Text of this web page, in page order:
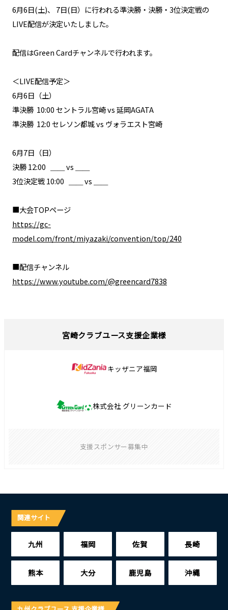
6月6日(土)、 7日(日）に行われる準決勝・決勝・3位決定戦の
LIVE配信が決定いたしました。
​​配信はGreen Cardチャンネルで行われます。
＜LIVE配信予定＞
6月6日（土）
準決勝 10:00 セントラル宮崎 vs 延岡AGATA
準決勝 12:0 セレソン都城 vs ヴォラエスト宮崎
6月7日（日）
決勝 12:00 ＿＿ vs ＿＿
3位決定戦 10:00 ＿＿ vs ＿＿
■大会TOPページ
https://gc-
model.com/front/miyazaki/convention/top/240
■配信チャンネル
https://www.youtube.com/@greencard7838
宮崎クラブユース支援企業様
キッザニア福岡
株式会社 グリーンカード
支援スポンサー募集中
関連サイト
九州 福岡 佐賀 長崎
熊本 大分 鹿児島 沖縄